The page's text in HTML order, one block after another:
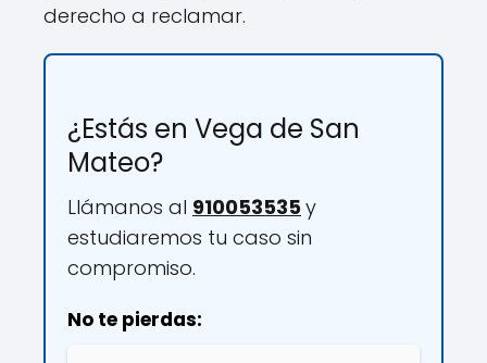
derecho a reclamar.
¿Estás en Vega de San
Mateo?
Llámanos al 910053535y
estudiaremos tu caso sin
compromiso.
No te pierdas: